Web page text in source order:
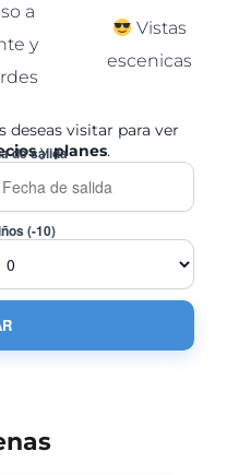
a
y
Vistas
escenicas
deseas visitar para ver
yplanes.
de salida
(-10)